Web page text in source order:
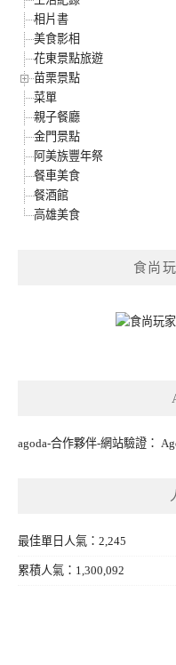
相片書
美食影相
花東景點旅遊
苗栗景點
菜單
親子餐廳
金門景點
阿美族豐年祭
餐車美食
餐酒館
高雄美食
食尚
agoda-合作夥伴-網站驗證：
最佳單日人氣：2,245
累積人氣：1,300,092